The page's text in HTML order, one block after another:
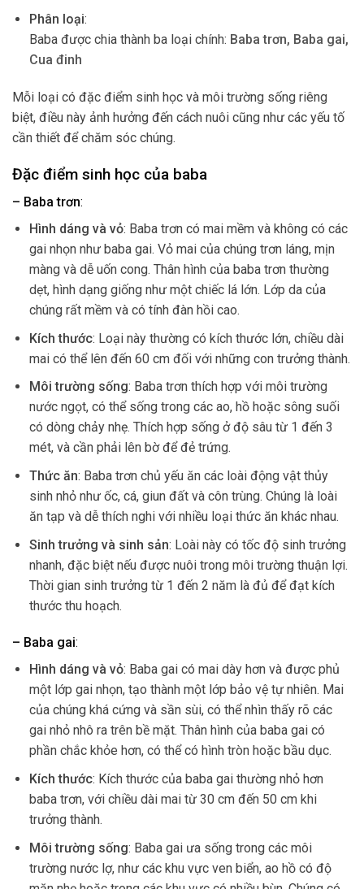
Phân loại:
Baba được chia thành ba loại chính: Baba trơn, Baba gai,
Cua đinh
Mỗi loại có đặc điểm sinh học và môi trường sống riêng
biệt, điều này ảnh hưởng đến cách nuôi cũng như các yếu tố
cần thiết để chăm sóc chúng.
Đặc điểm sinh học của baba
– Baba trơn:
Hình dáng và vỏ: Baba trơn có mai mềm và không có các
gai nhọn như baba gai. Vỏ mai của chúng trơn láng, mịn
màng và dễ uốn cong. Thân hình của baba trơn thường
dẹt, hình dạng giống như một chiếc lá lớn. Lớp da của
chúng rất mềm và có tính đàn hồi cao.
Kích thước: Loại này thường có kích thước lớn, chiều dài
mai có thể lên đến 60 cm đối với những con trưởng thành.
Môi trường sống: Baba trơn thích hợp với môi trường
nước ngọt, có thể sống trong các ao, hồ hoặc sông suối
có dòng chảy nhẹ. Thích hợp sống ở độ sâu từ 1 đến 3
mét, và cần phải lên bờ để đẻ trứng.
Thức ăn: Baba trơn chủ yếu ăn các loài động vật thủy
sinh nhỏ như ốc, cá, giun đất và côn trùng. Chúng là loài
ăn tạp và dễ thích nghi với nhiều loại thức ăn khác nhau.
Sinh trưởng và sinh sản: Loài này có tốc độ sinh trưởng
nhanh, đặc biệt nếu được nuôi trong môi trường thuận lợi.
Thời gian sinh trưởng từ 1 đến 2 năm là đủ để đạt kích
thước thu hoạch.
– Baba gai:
Hình dáng và vỏ: Baba gai có mai dày hơn và được phủ
một lớp gai nhọn, tạo thành một lớp bảo vệ tự nhiên. Mai
của chúng khá cứng và sần sùi, có thể nhìn thấy rõ các
gai nhỏ nhô ra trên bề mặt. Thân hình của baba gai có
phần chắc khỏe hơn, có thể có hình tròn hoặc bầu dục.
Kích thước: Kích thước của baba gai thường nhỏ hơn
baba trơn, với chiều dài mai từ 30 cm đến 50 cm khi
trưởng thành.
Môi trường sống: Baba gai ưa sống trong các môi
trường nước lợ, như các khu vực ven biển, ao hồ có độ